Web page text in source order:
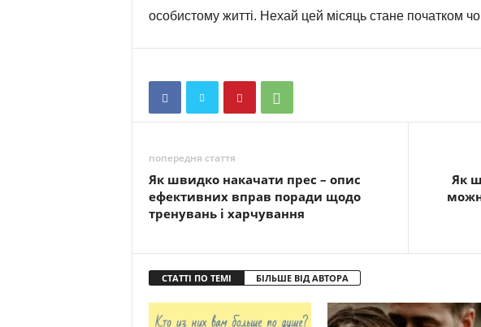
особистому житті. Нехай цей місяць стане початком
попередня стаття
Як швидко накачати прес – опис
ефективних вправ поради щодо
тренувань і харчування
Як
СТАТТІ ПО ТЕМІ БІЛЬШЕ ВІД АВТОРА